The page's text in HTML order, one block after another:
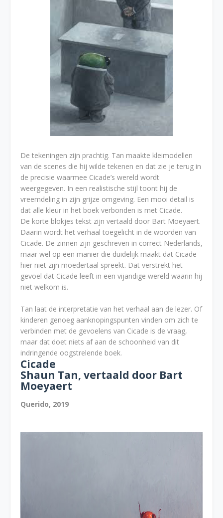
De tekeningen zijn prachtig. Tan maakte kleimodellen
van de scenes die hij wilde tekenen en dat zie je terug in
de precisie waarmee Cicade’s wereld wordt
weergegeven. In een realistische stijl toont hij de
vreemdeling in zijn grijze omgeving. Een mooi detail is
dat alle kleur in het boek verbonden is met Cicade.
De korte blokjes tekst zijn vertaald door Bart Moeyaert.
Daarin wordt het verhaal toegelicht in de woorden van
Cicade. De zinnen zijn geschreven in correct Nederlands,
maar wel op een manier die duidelijk maakt dat Cicade
hier niet zijn moedertaal spreekt. Dat verstrekt het
gevoel dat Cicade leeft in een vijandige wereld waarin hij
niet welkom is.
Tan laat de interpretatie van het verhaal aan de lezer. Of
kinderen genoeg aanknopingspunten vinden om zich te
verbinden met de gevoelens van Cicade is de vraag,
maar dat doet niets af aan de schoonheid van dit
indringende oogstrelende boek.
Cicade
Shaun Tan, vertaald door Bart
Moeyaert
Querido, 2019